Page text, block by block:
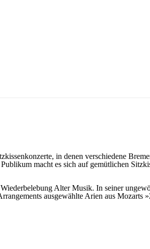
in denen verschiedene
macht es sich auf gemütlichen
Alter Musik. In seiner
ausgewählte Arien aus Mozarts